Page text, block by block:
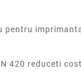
420 reduceti